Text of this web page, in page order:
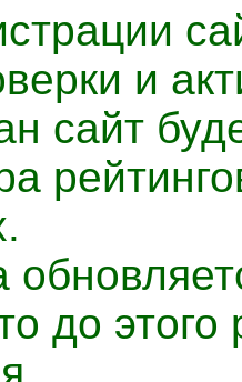
и
сайт
до